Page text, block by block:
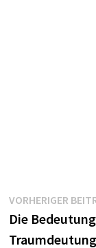
VORHERIGER
Die